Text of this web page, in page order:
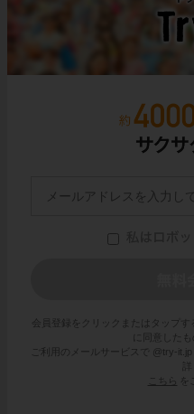
会員登録をクリックまたはタップす
に同意した
ご利用のメールサービスで @try-
こちら
を